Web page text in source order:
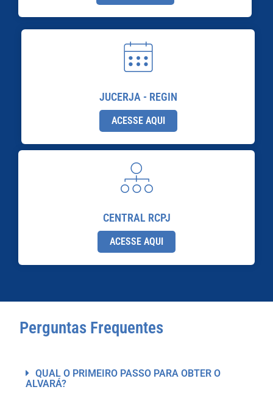
JUCERJA - REGIN
ACESSE AQUI
CENTRAL RCPJ
ACESSE AQUI
Perguntas Frequentes
QUAL O PRIMEIRO PASSO PARA OBTER O
ALVARÁ?